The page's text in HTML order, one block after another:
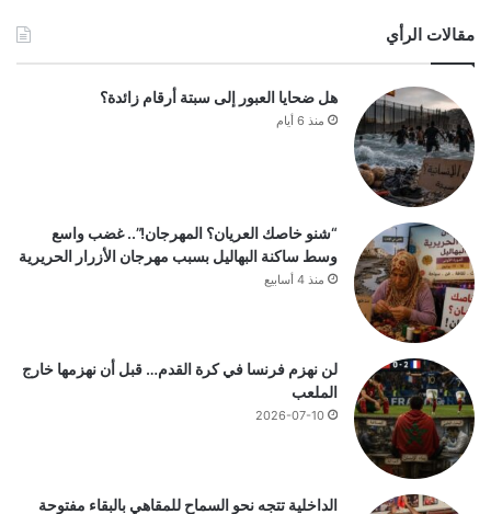
مقالات الرأي
هل ضحايا العبور إلى سبتة أرقام زائدة؟
منذ 6 أيام
“شنو خاصك العريان؟ المهرجان!”.. غضب واسع
وسط ساكنة البهاليل بسبب مهرجان الأزرار الحريرية
منذ 4 أسابيع
لن نهزم فرنسا في كرة القدم… قبل أن نهزمها خارج
الملعب
2026-07-10
الداخلية تتجه نحو السماح للمقاهي بالبقاء مفتوحة